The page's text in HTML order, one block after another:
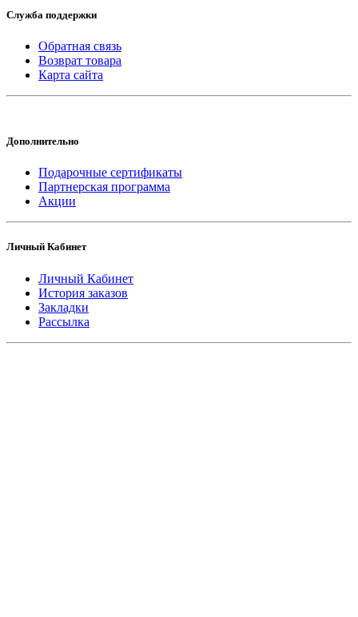
Служба поддержки
Обратная связь
Возврат товара
Карта сайта
Дополнительно
Подарочные сертификаты
Партнерская программа
Акции
Личный Кабинет
Личный Кабинет
История заказов
Закладки
Рассылка